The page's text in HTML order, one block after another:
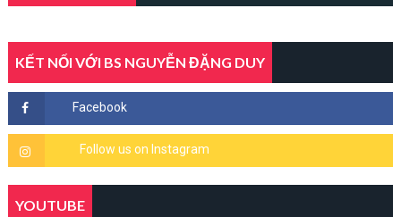
KẾT NỐI VỚI BS NGUYỄN ĐẶNG DUY
YOUTUBE